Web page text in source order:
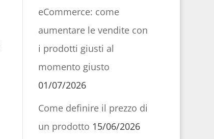
eCommerce: come
aumentare le vendite con
i prodotti giusti al
momento giusto
01/07/2026
Come definire il prezzo di
un prodotto 15/06/2026